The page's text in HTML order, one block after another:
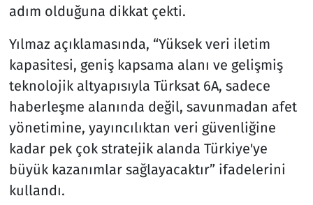
adım olduğuna dikkat çekti.
Yılmaz açıklamasında, “Yüksek veri iletim
kapasitesi, geniş kapsama alanı ve gelişmiş
teknolojik altyapısıyla Türksat 6A, sadece
haberleşme alanında değil, savunmadan afet
yönetimine, yayıncılıktan veri güvenliğine
kadar pek çok stratejik alanda Türkiye'ye
büyük kazanımlar sağlayacaktır” ifadelerini
kullandı.